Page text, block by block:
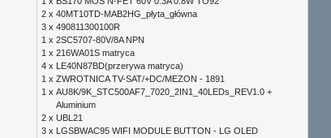
2 x 40MT10TD-MAB2HG_płyta_główna
3 x 490811300100R
1 x 2SC5707-80V/8A NPN
1 x 216WA01S matryca
4 x
LE40N87BD(przerywa matryca)
1 x ZWROTNICA TV-SAT/+DC/MEZON - 1891
1 x AU8K/9K_STC500AF7_7020_2IN1_40LEDs_REV1.0 +
Aluminium
2 x UBL21
3 x
LGSBWAC95 WIFI MODULE BUTTON - LG OLED